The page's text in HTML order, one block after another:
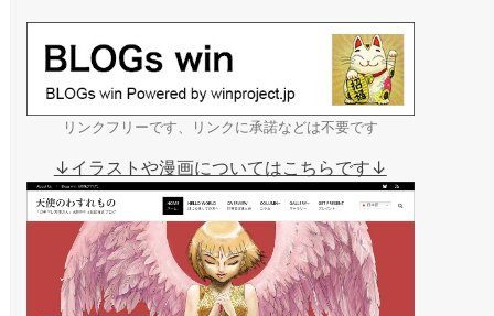
リンクフリーです、リンクに承諾などは不要です
↓イラストや漫画についてはこちらです↓